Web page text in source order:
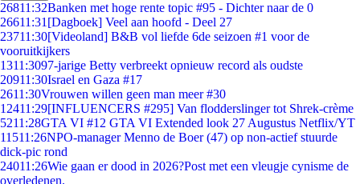
26811:32Banken met hoge rente topic #95 - Dichter naar de 0
26611:31 [Dagboek] Veel aan hoofd - Deel 27
23711:30[Videoland] B&B vol liefde 6de seizoen #1 voor de
vooruitkijkers
1311:3097-jarige Betty verbreekt opnieuw record als oudste
20911:30Israel en Gaza #17
2611:30Vrouwen willen geen man meer #30
12411:29[INFLUENCERS #295] Van flodderslinger tot Shrek-crème
5211:28GTA VI #12 GTA VI Extended look 27 Augustus Netflix/YT
11511:26NPO-manager Menno de Boer (47) op non-actief stuurde
dick-pic rond
24011:26Wie gaan er dood in 2026?Post met een vleugje cynisme de
overledenen.